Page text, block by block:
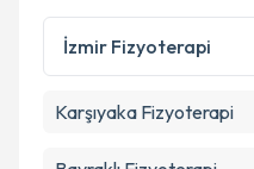
İzmir Fizyoterapi
Karşıyaka Fizyoterapi